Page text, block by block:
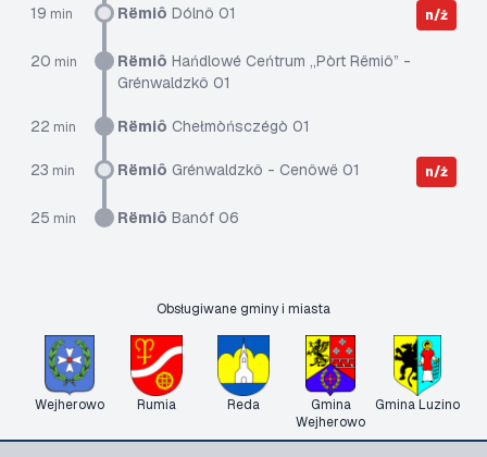
19 min Rëmiô Dólnô 01 n/ż
20 min Rëmiô Hańdlowé Ceńtrum „Pòrt Rëmiô” -
Grénwaldzkô 01
22 min Rëmiô Chełmòńsczégò 01
23 min Rëmiô Grénwaldzkô - Cenôwë 01 n/ż
25 min Rëmiô Banóf 06
Obsługiwane gminy i miasta
Wejherowo Rumia Reda
Gmina
Wejherowo
Gmina Luzino